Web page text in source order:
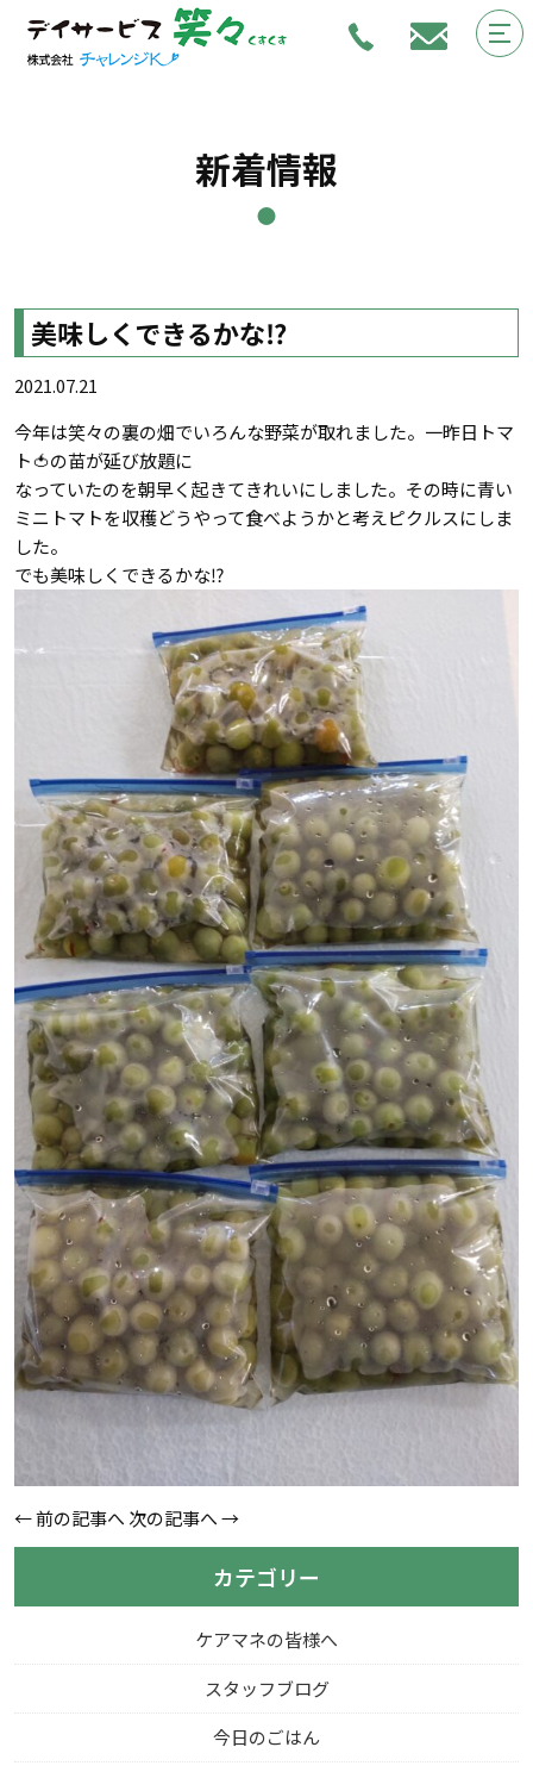
新着情報
美味しくできるかな⁉️
2021.07.21
今年は笑々の裏の畑でいろんな野菜が取れました。一昨日トマ
ト🍅の苗が延び放題に
なっていたのを朝早く起きてきれいにしました。その時に青い
ミニトマトを収穫どうやって食べようかと考えピクルスにしま
した。
でも美味しくできるかな⁉️
←前の記事へ 次の記事へ→
カテゴリー
ケアマネの皆様へ
スタッフブログ
今日のごはん